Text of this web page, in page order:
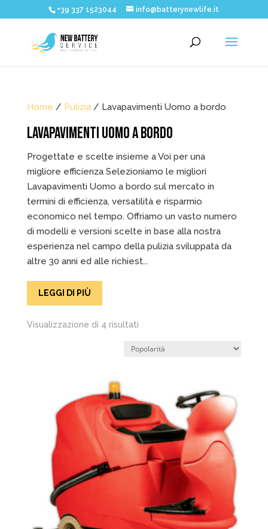
+39 337 1523044 info@batterynewlife.it
Home / Pulizia/ Lavapavimenti Uomo a bordo
LAVAPAVIMENTI UOMO A BORDO
Progettate e scelte insieme a Voi per una
migliore efficienza Selezioniamo le migliori
Lavapavimenti Uomo a bordo sul mercato in
termini di efficienza, versatilità e risparmio
economico nel tempo. Offriamo un vasto numero
di modelli e versioni scelte in base alla nostra
esperienza nel campo della pulizia sviluppata da
altre 30 anni ed alle richiest...
LEGGI DI PIÙ
Visualizzazione di 4 risultatiPopolarità